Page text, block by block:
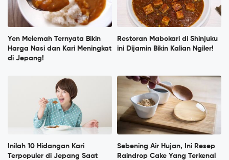
Yen Melemah Ternyata Bikin
Harga Nasi dan Kari Meningkat
di Jepang!
Restoran Mabokari di Shinjuku
ini Dijamin Bikin Kalian Ngiler!
Inilah 10 Hidangan Kari
Terpopuler di Jepang Saat
Sebening Air Hujan, Ini Resep
Raindrop Cake Yang Terkenal